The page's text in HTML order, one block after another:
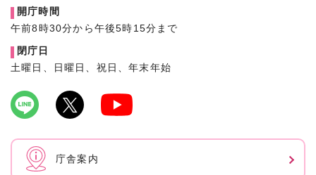
開庁時間
午前8時30分から午後5時15分まで
閉庁日
土曜日、日曜日、祝日、年末年始
庁舎案内